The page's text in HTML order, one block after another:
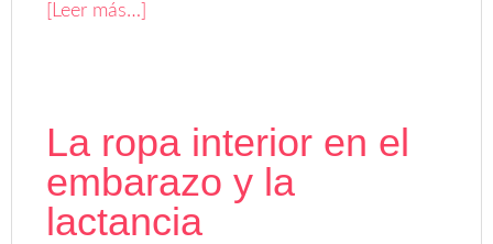
[Leer más…]
La ropa interior en el
embarazo y la
lactancia